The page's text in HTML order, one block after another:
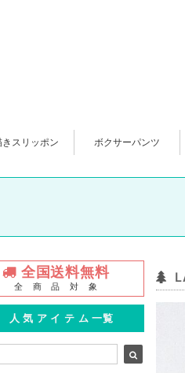
きスリッポン ボクサーパンツ
全国送料無料
全 商 品 対 象
気 ア イ テ ム 一覧